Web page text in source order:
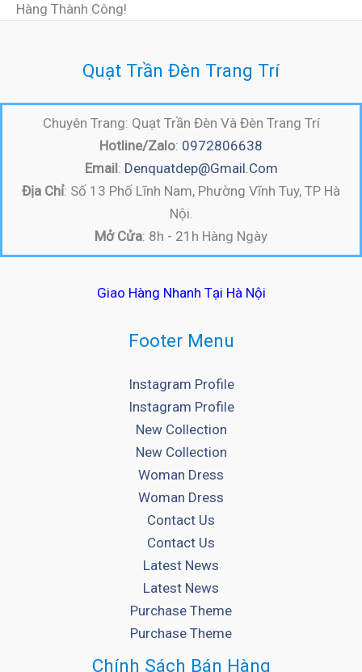
Hàng Thành Công!
Quạt Trần Đèn Trang Trí
Chuyên Trang: Quạt Trần Đèn Và Đèn Trang Trí
Hotline/Zalo: 0972806638
Email: Denquatdep@gmail.com
Địa Chỉ: Số 13 Phố Lĩnh Nam, Phường Vĩnh Tuy, TP Hà
Nội.
Mở Cửa: 8h - 21h Hàng Ngày
Giao Hàng Nhanh Tại Hà Nội
Footer Menu
Instagram Profile
Instagram Profile
New Collection
New Collection
Woman Dress
Woman Dress
Contact Us
Contact Us
Latest News
Latest News
Purchase Theme
Purchase Theme
Chính Sách Bán Hàng